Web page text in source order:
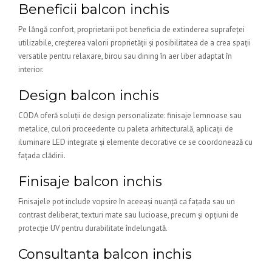
Beneficii balcon inchis
Pe lângă confort, proprietarii pot beneficia de extinderea suprafeței
utilizabile, creșterea valorii proprietății și posibilitatea de a crea spații
versatile pentru relaxare, birou sau dining în aer liber adaptat în
interior.
Design balcon inchis
CODA oferă soluții de design personalizate: finisaje lemnoase sau
metalice, culori proceedente cu paleta arhitecturală, aplicații de
iluminare LED integrate și elemente decorative ce se coordonează cu
fațada clădirii.
Finisaje balcon inchis
Finisajele pot include vopsire în aceeași nuanță ca fațada sau un
contrast deliberat, texturi mate sau lucioase, precum și opțiuni de
protecție UV pentru durabilitate îndelungată.
Consultanta balcon inchis